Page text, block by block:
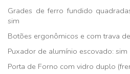
Grades de ferro fundido
sim
Botões ergonômicos e com trava
Puxador de alumínio escovado: sim
Porta de Forno com vidro duplo